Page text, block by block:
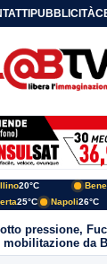
PUBBLICITÀ
20°C
25°C Napoli26°C
pressione,
mobilitazione da